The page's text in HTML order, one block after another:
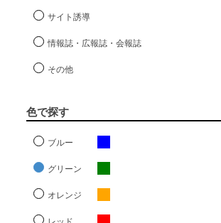
サイト誘導
情報誌・広報誌・会報誌
その他
色で探す
ブルー
グリーン
オレンジ
レッド